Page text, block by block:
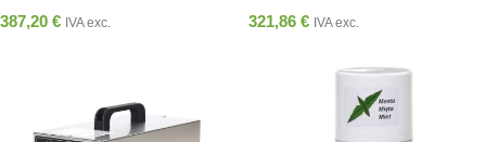
387,20 € IVA exc. 321,86 € IVA exc.